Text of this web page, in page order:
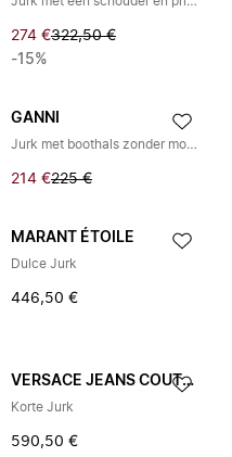
274 €322,50 €
-15%
GANNI
Jurk met boothals zonder mouwen
214 €225 €
MARANT ÉTOILE
Dulce Jurk
446,50 €
VERSACE JEANS COUTURE
Korte Jurk
590,50 €